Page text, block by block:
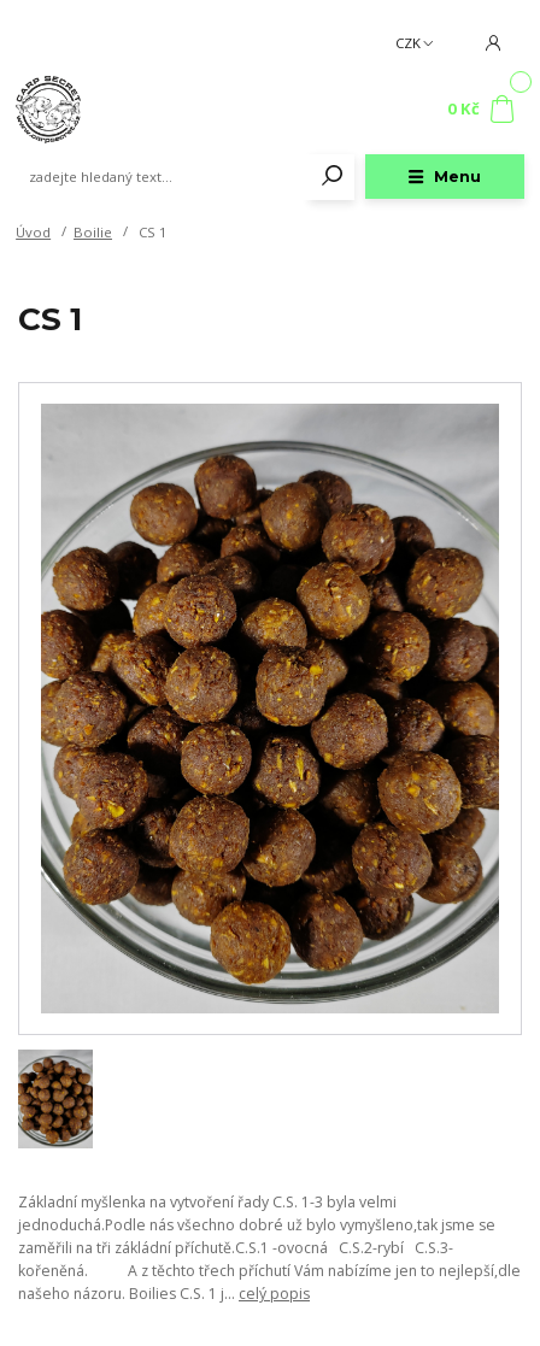
Menu
CZK
0 Kč
Úvod Boilie CS 1
CS 1
Základní myšlenka na vytvoření řady C.S. 1-3 byla velmi
jednoduchá.Podle nás všechno dobré už bylo vymyšleno,tak jsme se
zaměřili na tři zákládní příchutě.C.S.1 -ovocná C.S.2-rybí C.S.3-
kořeněná. A z těchto třech příchutí Vám nabízíme jen to nejlepší,dle
našeho názoru. Boilies C.S. 1 j... celý popis